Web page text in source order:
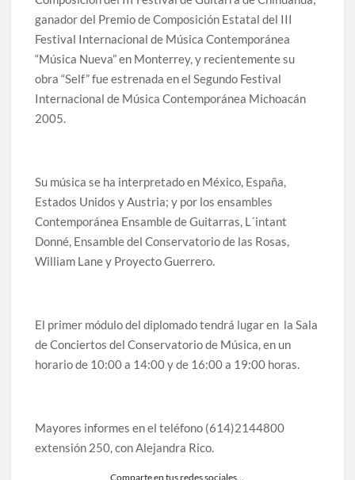
ganador del Premio de Composición Estatal del III
Festival Internacional de Música Contemporánea
“Música Nueva” en Monterrey, y recientemente su
obra “Self” fue estrenada en el Segundo Festival
Internacional de Música Contemporánea Michoacán
2005.
Su música se ha interpretado en México, España,
Estados Unidos y Austria; y por los ensambles
Contemporánea Ensamble de Guitarras, L´intant
Donné, Ensamble del Conservatorio de las Rosas,
William Lane y Proyecto Guerrero.
El primer módulo del diplomado tendrá lugar en la Sala
de Conciertos del Conservatorio de Música, en un
horario de 10:00 a 14:00 y de 16:00 a 19:00 horas.
Mayores informes en el teléfono (614)2144800
extensión 250, con Alejandra Rico.
Comparte en tus redes sociales...